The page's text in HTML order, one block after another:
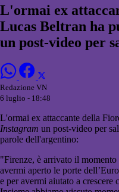
L'ormai ex
Lucas Beltran ha
un post-video per
Redazione VN
6 luglio - 18:48
L'ormai ex attaccante della
Instagram un post-video per
parole dell'argentino:
"Firenze, è arrivato il
avermi aperto le porte
e per avermi aiutato a crescere